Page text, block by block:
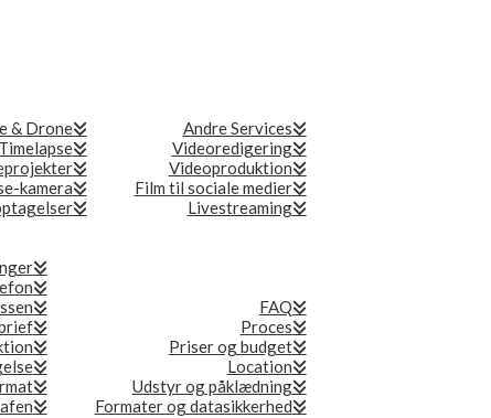
& Drone
Timelapse
kamera
Andre Services
Videoredigering
Videoproduktion
Film til sociale medier
Livestreaming
FAQ
Proces
Priser og budget
Location
Udstyr og påklædning
Formater og datasikkerhed